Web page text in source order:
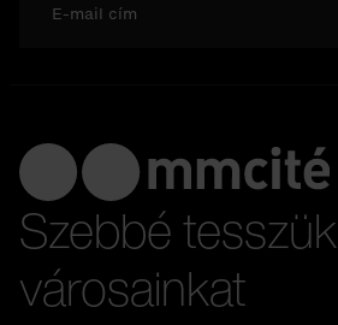
Szebbé tesszük
városainkat